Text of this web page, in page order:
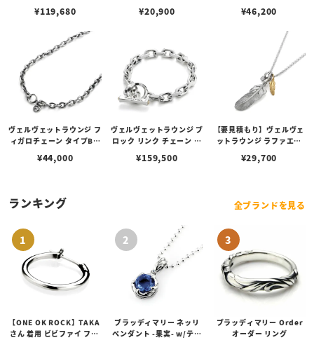
¥119,680 ¥20,900 ¥46,200
ヴェルヴェットラウンジ フ
ィガロチェーン タイプB 5
¥44,000
ヴェルヴェットラウンジ ブ
ロック リンク チェーン ブ
ダイヤモンド
¥159,500
【要見積もり】ヴェルヴェ
ットラウンジ ラファエル
¥29,700
ランキング 全ブランドを見る
【ONE OK ROCK】TAKA
さん 着用 ビビファイ フー
ブラッディマリー ネッリ
ペンダント -果実- w/ティ
ブラッディマリー Order
オーダー リング